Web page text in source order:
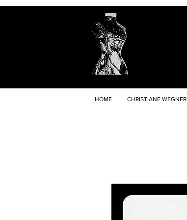
HOME CHRISTIANE WEGNER